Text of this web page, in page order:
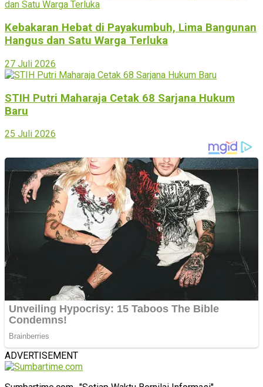
Kebakaran Hebat di Payakumbuh, Lima Bangunan
Hangus dan Satu Warga Terluka
27 Juli 2026
STIH Putri Maharaja Cetak 68 Sarjana Hukum
Baru
25 Juli 2026
ADVERTISEMENT